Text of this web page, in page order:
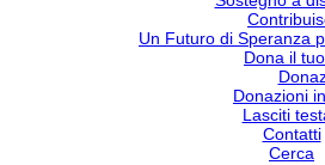
Un Futuro di Speranza
Dona il
Donazioni
Lasciti
Contatti
Cerca